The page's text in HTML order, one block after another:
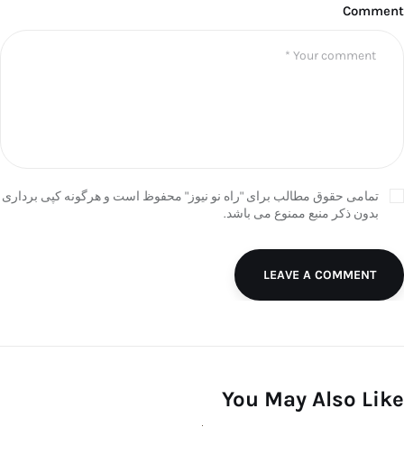
Comment
تمامی حقوق مطالب برای "راه نو نیوز" محفوظ است و هرگونه کپی برداری
بدون ذکر منبع ممنوع می باشد.
LEAVE A COMMENT
You May Also Like